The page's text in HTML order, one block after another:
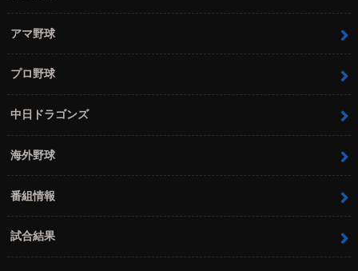
アマ野球
プロ野球
中日ドラゴンズ
海外野球
番組情報
試合結果